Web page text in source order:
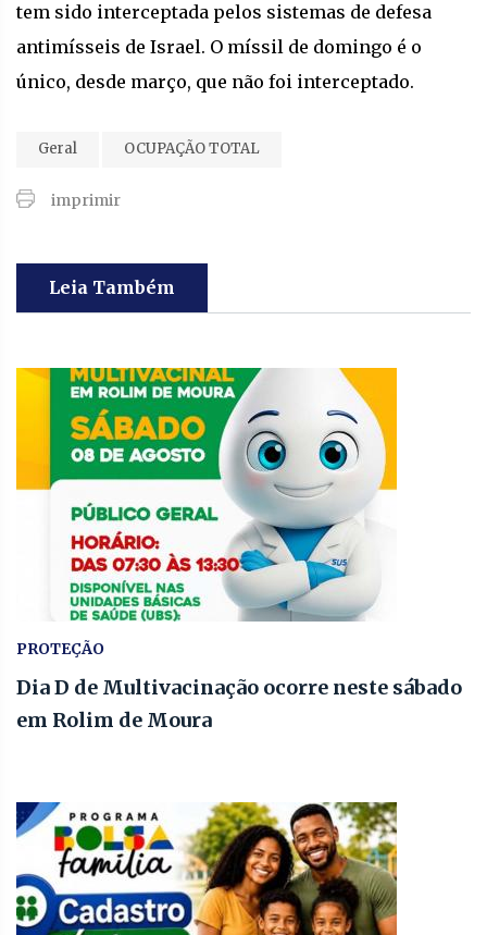
tem sido interceptada pelos sistemas de defesa
antimísseis de Israel. O míssil de domingo é o
único, desde março, que não foi interceptado.
Geral OCUPAÇÃO TOTAL
imprimir
Leia Também
PROTEÇÃO
Dia D de Multivacinação ocorre neste sábado
em Rolim de Moura